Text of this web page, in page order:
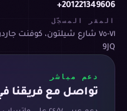
+201221349606
المقر المسجّل
9JQ
دعم مباشر
تواصل مع فريقنا في أقل